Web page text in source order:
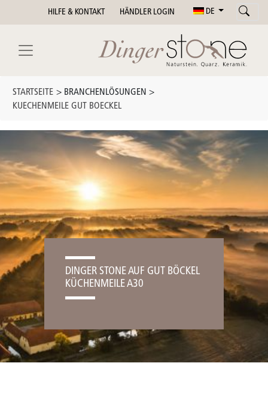
HILFE & KONTAKT HÄNDLER LOGIN DE
STARTSEITE > BRANCHENLÖSUNGEN >
KUECHENMEILE GUT BOECKEL
DINGER STONE AUF GUT BÖCKEL
KÜCHENMEILE A30